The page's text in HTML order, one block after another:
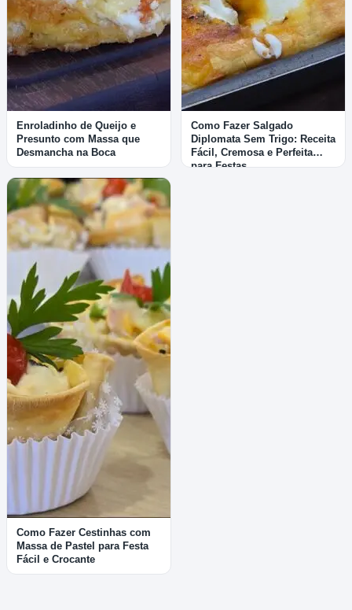
Enroladinho de Queijo e
Presunto com Massa que
Desmancha na Boca
Como Fazer Salgado
Diplomata Sem Trigo: Receita
Fácil, Cremosa e Perfeita
para Festas
Como Fazer Cestinhas com
Massa de Pastel para Festa
Fácil e Crocante